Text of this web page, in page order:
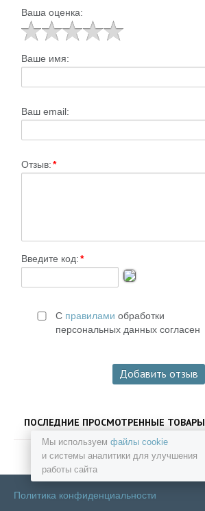
Мы используем файлы cookie
и системы аналитики для улучшения
работы сайта
Ваша оценка:
Ваше имя:
Ваш email:
Отзыв:*
Введите код:*
С правилами обработки
персональных данных согласен
ПОСЛЕДНИЕ ПРОСМОТРЕННЫЕ ТОВАРЫ
Политика конфиденциальности